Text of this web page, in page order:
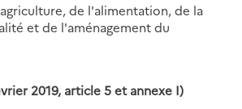
de l'alimentation, de la
et de l'aménagement du
2019, article 5 et annexe I)